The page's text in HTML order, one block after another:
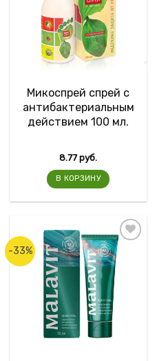
Микоспрей спрей с
антибактериальным
действием 100 мл.
8.77руб.
В КОРЗИНУ
-33%